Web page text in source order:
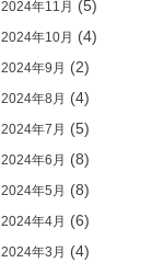
2024年11月 (5)
2024年10月 (4)
2024年9月 (2)
2024年8月 (4)
2024年7月 (5)
2024年6月 (8)
2024年5月 (8)
2024年4月 (6)
2024年3月 (4)